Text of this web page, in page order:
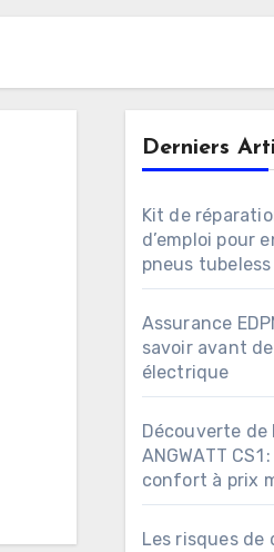
Derniers
Kit de
d’emploi pour
pneus tubeless
Assurance
savoir avant
électrique
Découverte
ANGWATT
confort à prix
Les risques